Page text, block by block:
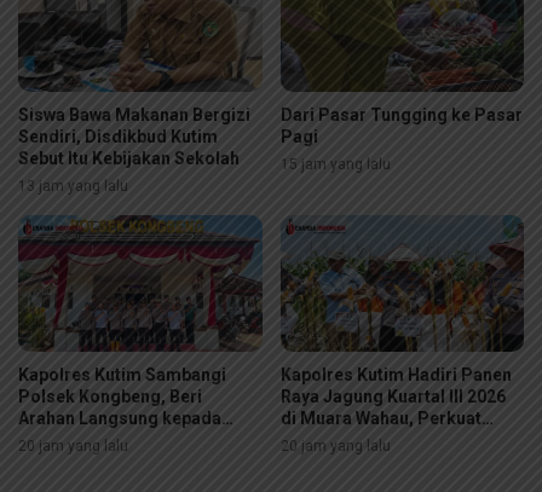
Siswa Bawa Makanan Bergizi
Sendiri, Disdikbud Kutim
Sebut Itu Kebijakan Sekolah
13 jam yang lalu
Dari Pasar Tungging ke Pasar
Pagi
15 jam yang lalu
Kapolres Kutim Sambangi
Polsek Kongbeng, Beri
Arahan Langsung kepada
Personel
20 jam yang lalu
Kapolres Kutim Hadiri Panen
Raya Jagung Kuartal III 2026
di Muara Wahau, Perkuat
Sinergi Ketahanan Pangan
20 jam yang lalu